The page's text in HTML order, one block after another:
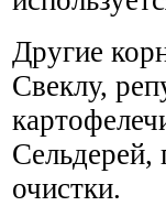
Другие
Свеклу,
Сельдерей,
очистки.